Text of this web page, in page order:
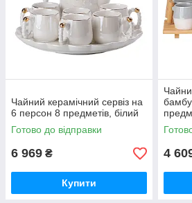
Чайний керамічний сервіз на
6 персон 8 предметів, білий
Готово до відправки
6 969 ₴
Купити
4